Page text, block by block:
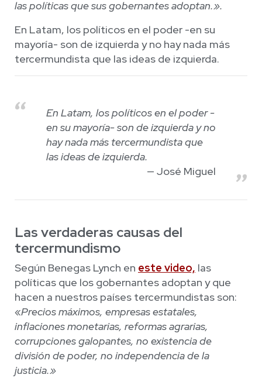
las políticas que sus gobernantes adoptan.».
En Latam, los políticos en el poder -en su
mayoría- son de izquierda y no hay nada más
tercermundista que las ideas de izquierda.
En Latam, los políticos en el poder -
en su mayoría- son de izquierda y no
hay nada más tercermundista que
las ideas de izquierda.
José Miguel
Las verdaderas causas del
tercermundismo
Según Benegas Lynch en este video, las
políticas que los gobernantes adoptan y que
hacen a nuestros países tercermundistas son:
«Precios máximos, empresas estatales,
inflaciones monetarias, reformas agrarias,
corrupciones galopantes, no existencia de
división de poder, no independencia de la
justicia.»